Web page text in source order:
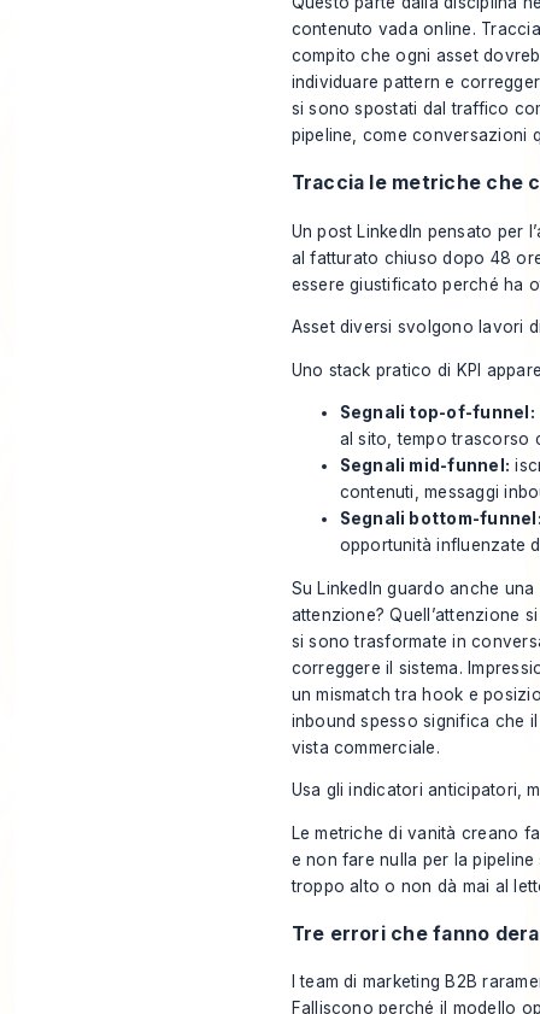
contenuto vada online.
compito che ogni asset
individuare pattern e
si sono spostati dal traffico
pipeline, come conversazioni
Traccia le metriche che
Un post LinkedIn pensato per
al fatturato chiuso dopo 48
essere giustificato perché ha
Asset diversi svolgono lavori
Uno stack pratico di KPI
Segnali top-of-funnel:
al sito, tempo trascorso
Segnali mid-funnel:
contenuti, messaggi
Segnali bottom-
opportunità influenzate
Su LinkedIn guardo anche
attenzione? Quell’attenzione
si sono trasformate in
correggere il sistema.
un mismatch tra hook e
inbound spesso significa che
vista commerciale.
Usa gli indicatori anticipatori,
Le metriche di vanità creano
e non fare nulla per la
troppo alto o non dà mai al
Tre errori che fanno
I team di marketing B2B
Falliscono perché il modello